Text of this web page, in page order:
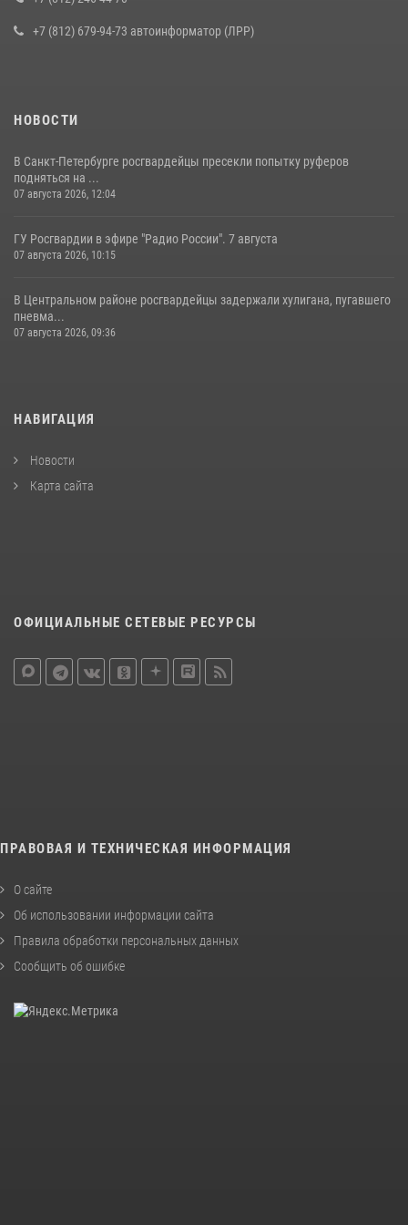
+7 (812) 679-94-73 автоинформатор (ЛРР)
НОВОСТИ
В Санкт-Петербурге росгвардейцы пресекли попытку руферов
подняться на ...
07 августа 2026, 12:04
ГУ Росгвардии в эфире "Радио России". 7 августа
07 августа 2026, 10:15
В Центральном районе росгвардейцы задержали хулигана, пугавшего
пневма...
07 августа 2026, 09:36
НАВИГАЦИЯ
Новости
Карта сайта
ОФИЦИАЛЬНЫЕ СЕТЕВЫЕ РЕСУРСЫ
ПРАВОВАЯ И ТЕХНИЧЕСКАЯ ИНФОРМАЦИЯ
О сайте
Об использовании информации сайта
Правила обработки персональных данных
Сообщить об ошибке